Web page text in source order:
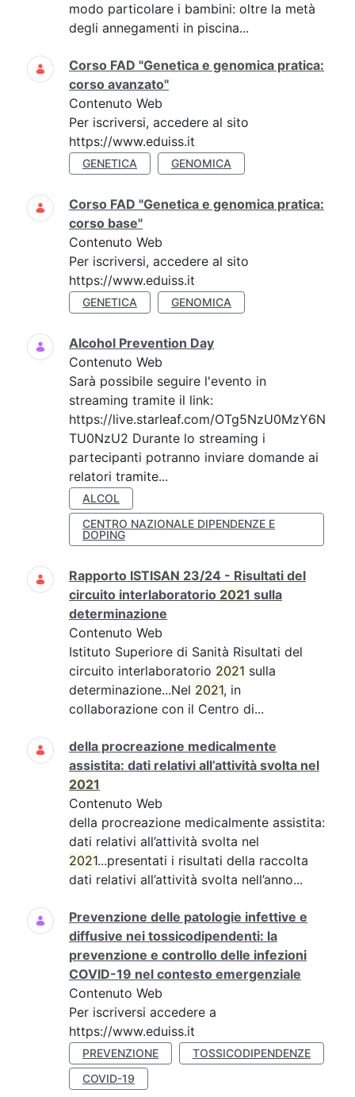
modo particolare i bambini: oltre la metà
degli annegamenti in piscina...
Corso FAD "Genetica e genomica pratica:
corso avanzato"
Contenuto Web
Per iscriversi, accedere al sito
https://www.eduiss.it
GENETICA GENOMICA
Corso FAD "Genetica e genomica pratica:
corso base"
Contenuto Web
Per iscriversi, accedere al sito
https://www.eduiss.it
GENETICA GENOMICA
Alcohol Prevention Day
Contenuto Web
Sarà possibile seguire l'evento in
streaming tramite il link:
https://live.starleaf.com/OTg5NzU0MzY6N
TU0NzU2 Durante lo streaming i
partecipanti potranno inviare domande ai
relatori tramite...
ALCOL
CENTRO NAZIONALE DIPENDENZE E
DOPING
Rapporto ISTISAN 23/24 - Risultati del
circuito interlaboratorio 2021 sulla
determinazione
Contenuto Web
Istituto Superiore di Sanità Risultati del
circuito interlaboratorio 2021 sulla
determinazione...Nel 2021, in
collaborazione con il Centro di...
della procreazione medicalmente
assistita: dati relativi all’attività svolta nel
2021
Contenuto Web
della procreazione medicalmente assistita:
dati relativi all’attività svolta nel
2021...presentati i risultati della raccolta
dati relativi all’attività svolta nell’anno...
Prevenzione delle patologie infettive e
diffusive nei tossicodipendenti: la
prevenzione e controllo delle infezioni
COVID-19 nel contesto emergenziale
Contenuto Web
Per iscriversi accedere a
https://www.eduiss.it
PREVENZIONE
TOSSICODIPENDENZE
COVID-19